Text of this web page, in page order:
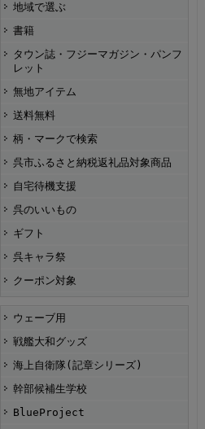
地域で選ぶ
書籍
タウン誌・フジーマガジン・パンフ
レット
無地アイテム
送料無料
柄・マークで検索
呉市ふるさと納税返礼品対象商品
自宅待機支援
呉のいいもの
ギフト
呉キャラ祭
クーポン対象
ウェーブ用
戦艦大和グッズ
海上自衛隊(記章シリーズ)
幹部候補生学校
BlueProject